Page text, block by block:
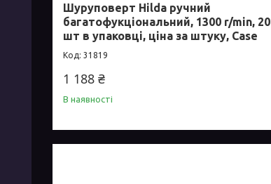
Шуруповерт Hilda ручний
багатофукціональний, 1300 r/min, 20
шт в упаковці, ціна за штуку, Case
31819
1 188 ₴
В наявності